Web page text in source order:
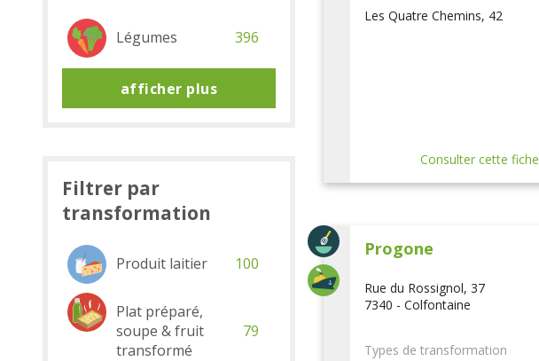
Les Quatre Chemins, 42
Consulter cette fiche
Progone
Rue du Rossignol, 37
7340 - Colfontaine
Types de transformation
Légumes 396
afficher plus
Filtrer par
transformation
Produit laitier 100
Plat préparé,
soupe & fruit
transformé
79